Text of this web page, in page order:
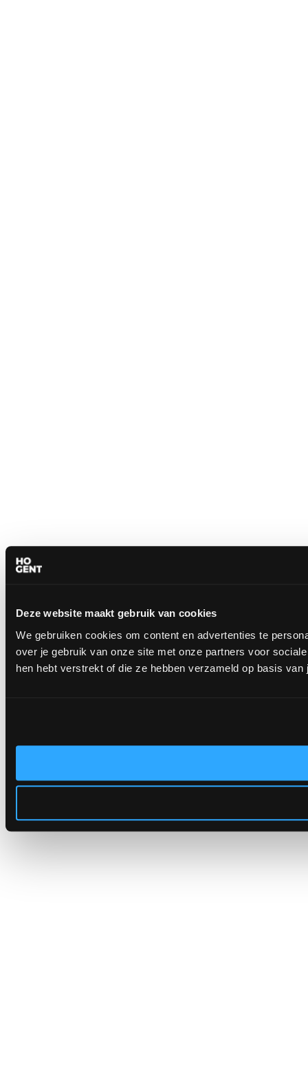
Deze website maakt gebruik van cookies
We gebruiken cookies om content en advertenties te
over je gebruik van onze site met onze partners voor
hen hebt verstrekt of die ze hebben verzameld op basis van